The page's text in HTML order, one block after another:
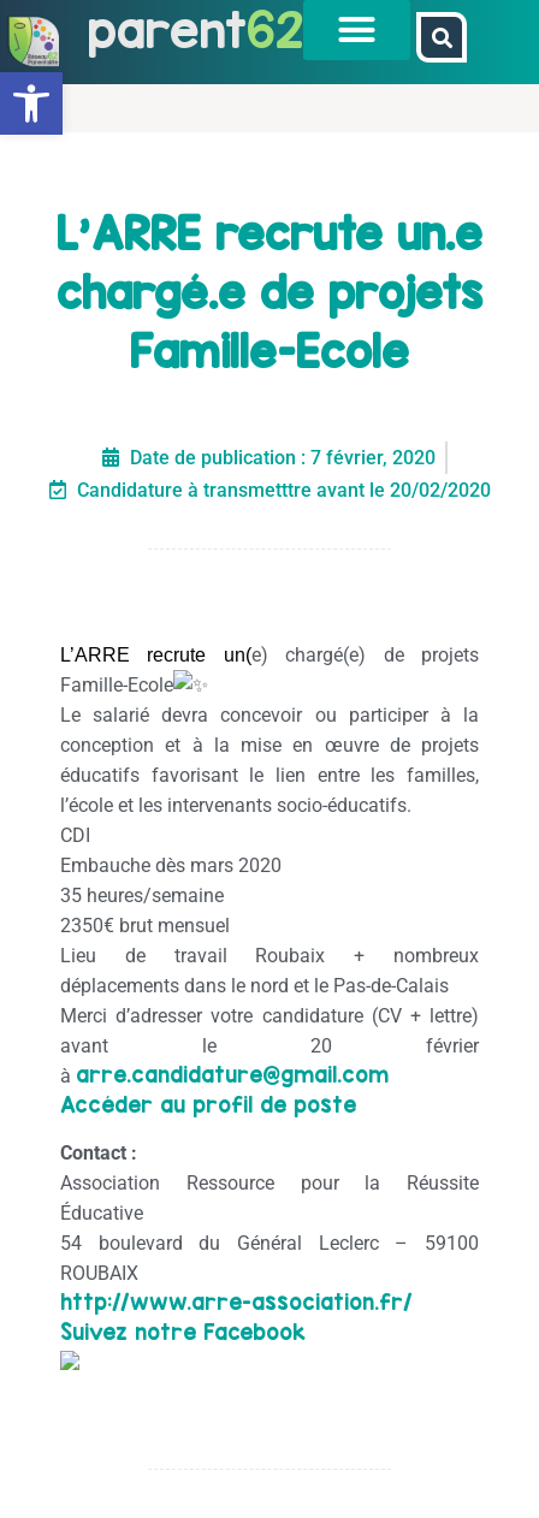
Ouvrir la barre d’outils
parent62
L'ARRE recrute un.e
chargé.e de projets
Famille-Ecole
Date de publication : 7 février, 2020
Candidature à transmetttre avant le 20/02/2020
L’ARRE recrute un(e) chargé(e) de projets
Famille-Ecole
Le salarié devra concevoir ou participer à la
conception et à la mise en œuvre de projets
éducatifs favorisant le lien entre les familles,
l’école et les intervenants socio-éducatifs.
CDI
Embauche dès mars 2020
35 heures/semaine
2350€ brut mensuel
Lieu de travail Roubaix + nombreux
déplacements dans le nord et le Pas-de-Calais
Merci d’adresser votre candidature (CV + lettre)
avant le 20 février
à arre.candidature@gmail.com
Accéder au profil de poste
Contact :
Association Ressource pour la Réussite
Éducative
54 boulevard du Général Leclerc – 59100
ROUBAIX
http://www.arre-association.fr/
Suivez notre Facebook